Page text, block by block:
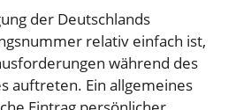
der Deutschlands
relativ einfach ist,
während des
auftreten. Ein allgemeines